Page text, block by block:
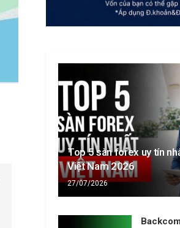
Top 5 sàn forex uy tín
Việt Nam 2026
27/07/2026